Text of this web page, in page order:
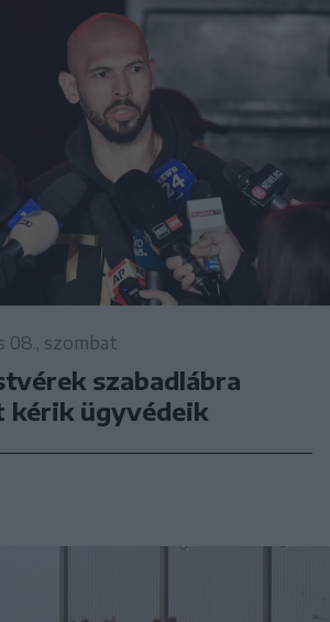
08., szombat
szabadlábra
kérik ügyvédeik